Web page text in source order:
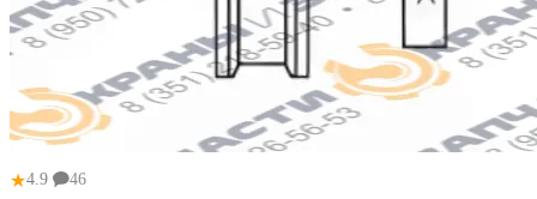
★4.9 46